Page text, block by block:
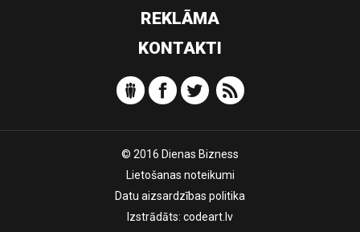
REKLĀMA
KONTAKTI
© 2016 Dienas Bizness
Lietošanas noteikumi
Datu aizsardzības politika
Izstrādāts: codeart.lv